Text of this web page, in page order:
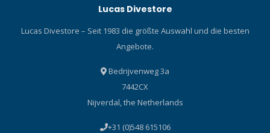
Lucas Divestore
Lucas Divestore – Seit 1983 die größte Auswahl und die besten
Angebote.
Bedrijvenweg 3a
7442CX
Nijverdal, the Netherlands
+31 (0)548 615106